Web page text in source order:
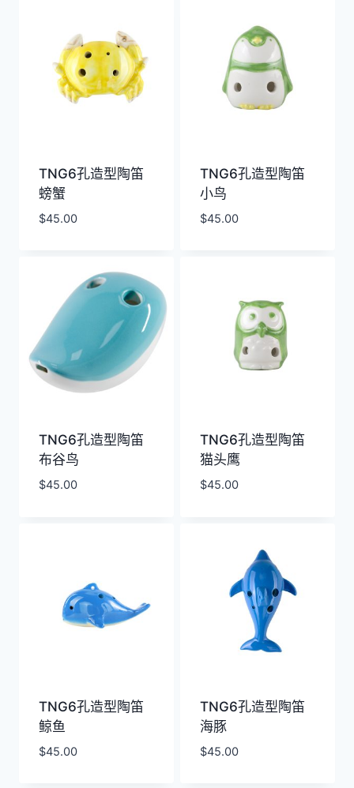
TNG6孔造型陶笛
螃蟹
$45.00
TNG6孔造型陶笛
小鸟
$45.00
TNG6孔造型陶笛
布谷鸟
$45.00
TNG6孔造型陶笛
猫头鹰
$45.00
TNG6孔造型陶笛
鲸鱼
$45.00
TNG6孔造型陶笛
海豚
$45.00